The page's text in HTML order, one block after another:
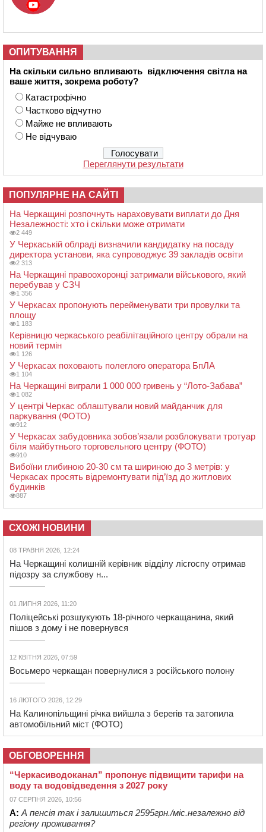
ОПИТУВАННЯ
На скільки сильно впливають відключення світла на
ваше життя, зокрема роботу?
Катастрофічно
Частково відчутно
Майже не впливають
Не відчуваю
Переглянути результати
ПОПУЛЯРНЕ НА САЙТІ
На Черкащині розпочнуть нараховувати виплати до Дня
Незалежності: хто і скільки може отримати
2 449
У Черкаській облраді визначили кандидатку на посаду
директора установи, яка супроводжує 39 закладів освіти
2 313
На Черкащині правоохоронці затримали військового, який
перебував у СЗЧ
1 356
У Черкасах пропонують перейменувати три провулки та
площу
1 183
Керівницю черкаського реабілітаційного центру обрали на
новий термін
1 126
У Черкасах поховають полеглого оператора БпЛА
1 104
На Черкащині виграли 1 000 000 гривень у “Лото-Забава”
1 082
У центрі Черкас облаштували новий майданчик для
паркування (ФОТО)
912
У Черкасах забудовника зобов’язали розблокувати тротуар
біля майбутнього торговельного центру (ФОТО)
910
Вибоїни глибиною 20-30 см та шириною до 3 метрів: у
Черкасах просять відремонтувати під’їзд до житлових
будинків
887
СХОЖІ НОВИНИ
08 ТРАВНЯ 2026, 12:24
На Черкащині колишній керівник відділу лісгоспу отримав
підозру за службову н...
01 ЛИПНЯ 2026, 11:20
Поліцейські розшукують 18-річного черкащанина, який
пішов з дому і не повернувся
12 КВІТНЯ 2026, 07:59
Восьмеро черкащан повернулися з російського полону
16 ЛЮТОГО 2026, 12:29
На Калинопільщині річка вийшла з берегів та затопила
автомобільний міст (ФОТО)
ОБГОВОРЕННЯ
“Черкасиводоканал” пропонує підвищити тарифи на
воду та водовідведення з 2027 року
07 СЕРПНЯ 2026, 10:56
А: А пенсія так і залишиться 2595грн./міс.незалежно від
регіону проживання?